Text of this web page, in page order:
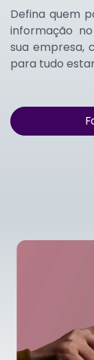
Defina quem
informação
sua empresa,
para tudo